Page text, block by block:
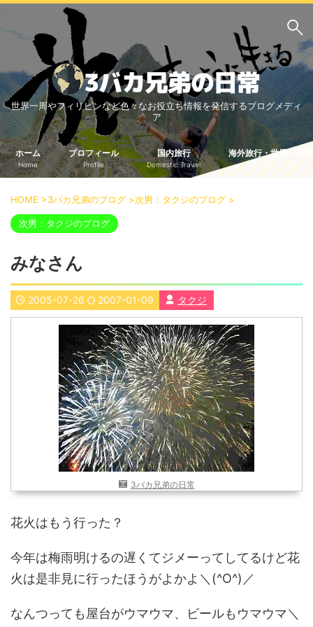
サイト内検索
3バカ兄弟のブログ
三男：増田っちのブロ
グ
次男：タクジのブログ
長男：Yoshiのブログ
ビジネス・ライフハック
車関係
国内旅行
中部
中国・四国
北海道・東北
関東
九州
世界一周ブログ
アフリカ
アジア
ヨーロッパ
中東
北・中南米
東南アジア
世界一周の準備
Web・ガジェット
スマホ・タブレット
PC・インターネット
検索
世界一周やフィリピンなど色々なお役立ち情報を発信するブログメディ
ア
ホーム
Home
プロフィール
Profile
国内旅行
Domestic Travel
海外旅行・世界一周
HOME >3バカ兄弟のブログ >次男：タクジのブログ >
次男：タクジのブログ
みなさん
2005-07-26 2007-01-09 タクジ
3バカ兄弟の日常
花火はもう行った？
今年は梅雨明けるの遅くてジメーってしてるけど花
火は是非見に行ったほうがよかよ＼(^O^)／
なんつっても屋台がウマウマ、ビールもウマウマ＼